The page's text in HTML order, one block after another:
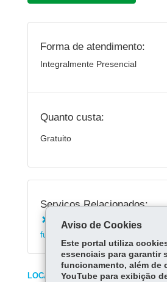
Forma de atendimento:
Integralmente Presencial
Quanto custa:
Gratuito
Serviços Relacionados:
Emitir declaração de
fundamental e médio
LOCAIS DE ATENDIMENTO
Aviso de Cookies
Este portal utiliza
essenciais para garantir
funcionamento, além de
YouTube para exibição